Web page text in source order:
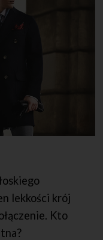
lekkości krój
Kto